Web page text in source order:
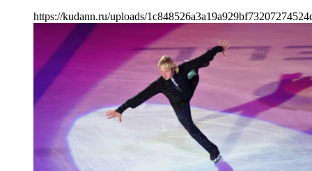
https://kudann.ru/uploads/